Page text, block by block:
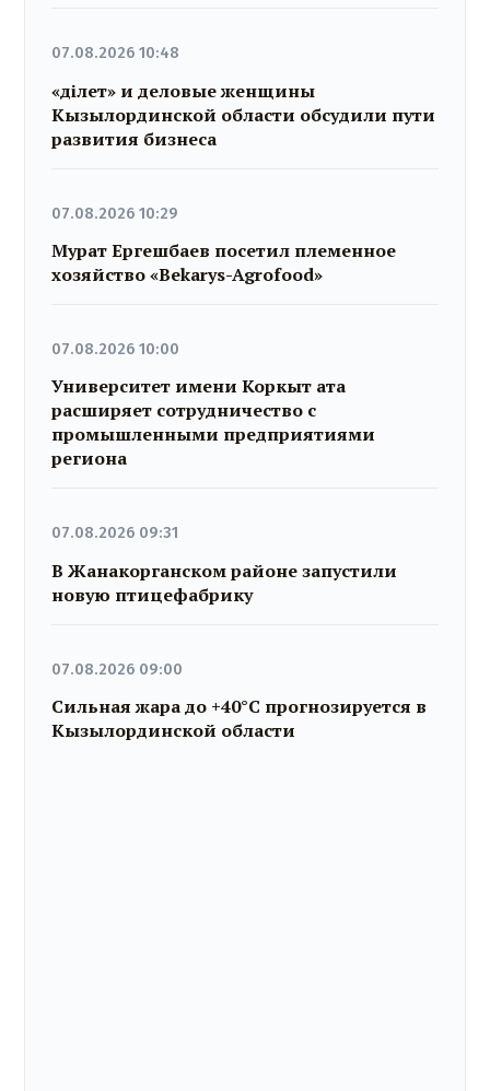
07.08.2026 10:48
«Әділет» и деловые женщины
Кызылординской области обсудили пути
развития бизнеса
07.08.2026 10:29
Мурат Ергешбаев посетил племенное
хозяйство «Bekarys-Agrofood»
07.08.2026 10:00
Университет имени Коркыт ата
расширяет сотрудничество с
промышленными предприятиями
региона
07.08.2026 09:31
В Жанакорганском районе запустили
новую птицефабрику
07.08.2026 09:00
Сильная жара до +40°C прогнозируется в
Кызылординской области